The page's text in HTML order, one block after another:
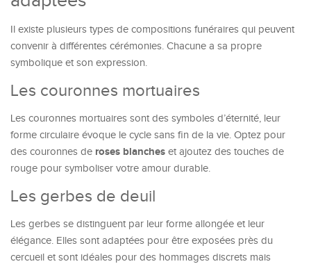
Il existe plusieurs types de compositions funéraires qui peuvent
convenir à différentes cérémonies. Chacune a sa propre
symbolique et son expression.
Les couronnes mortuaires
Les couronnes mortuaires sont des symboles d’éternité, leur
forme circulaire évoque le cycle sans fin de la vie. Optez pour
des couronnes de roses blanches et ajoutez des touches de
rouge pour symboliser votre amour durable.
Les gerbes de deuil
Les gerbes se distinguent par leur forme allongée et leur
élégance. Elles sont adaptées pour être exposées près du
cercueil et sont idéales pour des hommages discrets mais